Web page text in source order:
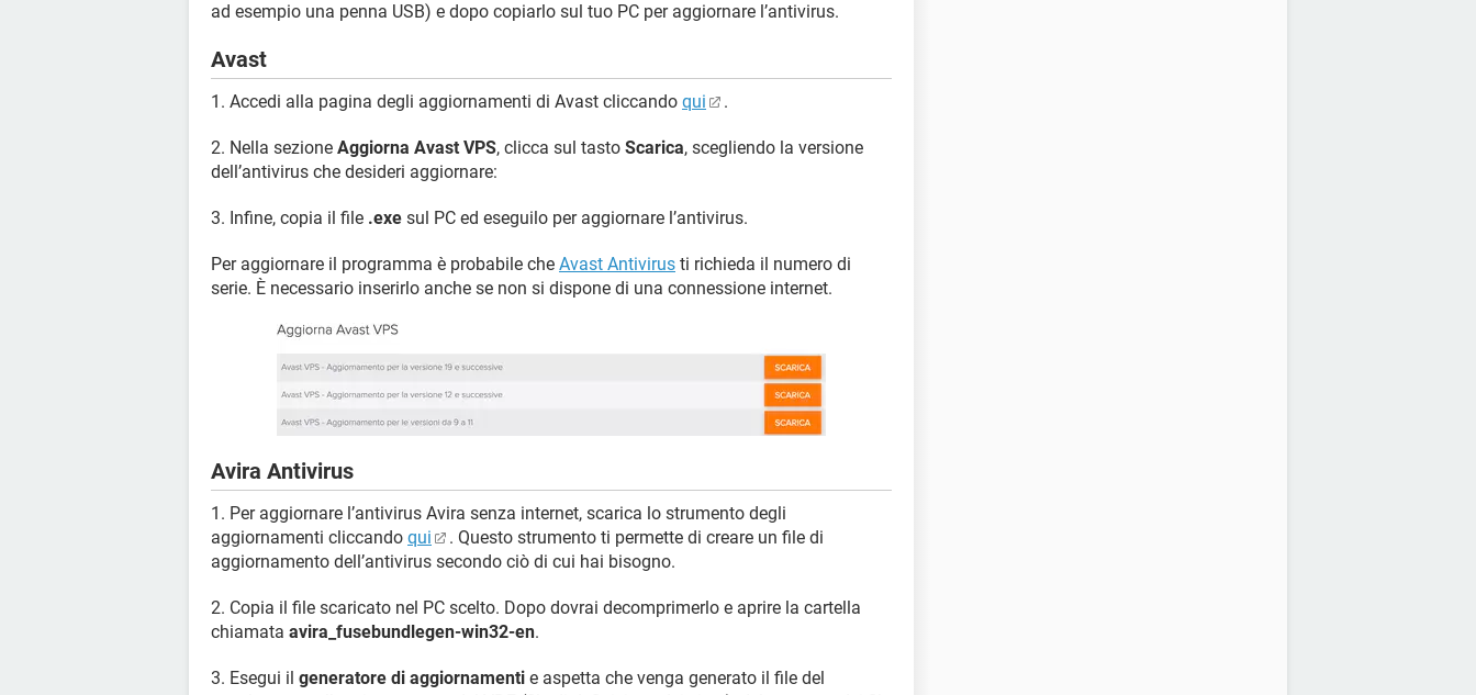
ad esempio una penna USB) e dopo copiarlo sul tuo PC per aggiornare l’antivirus.
Avast
1. Accedi alla pagina degli aggiornamenti di Avast cliccando qui .
2. Nella sezione Aggiorna Avast VPS, clicca sul tasto Scarica, scegliendo la versione
dell’antivirus che desideri aggiornare:
3. Infine, copia il file .exe sul PC ed eseguilo per aggiornare l’antivirus.
Per aggiornare il programma è probabile che Avast Antivirus ti richieda il numero di
serie. È necessario inserirlo anche se non si dispone di una connessione internet.
Avira Antivirus
1. Per aggiornare l’antivirus Avira senza internet, scarica lo strumento degli
aggiornamenti cliccando qui
. Questo strumento ti permette di creare un file di
aggiornamento dell’antivirus secondo ciò di cui hai bisogno.
2. Copia il file scaricato nel PC scelto. Dopo dovrai decomprimerlo e aprire la cartella
chiamata avira_fusebundlegen-win32-en.
3. Esegui il generatore di aggiornamenti e aspetta che venga generato il file del